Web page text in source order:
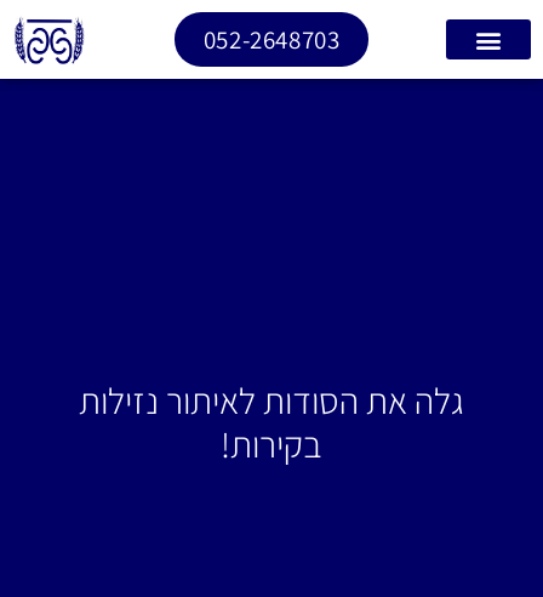
052-2648703
גלה את הסודות לאיתור נזילות
בקירות!